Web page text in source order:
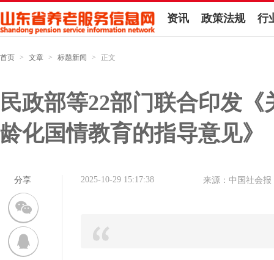
资讯 政策法规 行
首页 > 文章 > 标题新闻 > 正文
民政部等22部门联合印发
龄化国情教育的指导意见》
分享 2025-10-29 15:17:38 来源：中国社会报